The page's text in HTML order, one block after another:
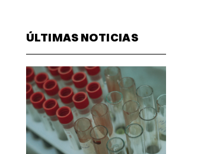
ÚLTIMAS NOTICIAS